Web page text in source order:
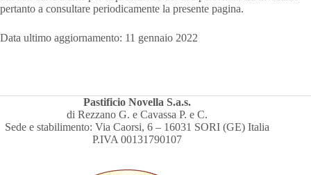
pertanto a consultare periodicamente la presente pagina.
Data ultimo aggiornamento: 11 gennaio 2022
Pastificio Novella S.a.s.
di Rezzano G. e Cavassa P. e C.
Sede e stabilimento: Via Caorsi, 6 – 16031 SORI (GE) Italia
P.IVA 00131790107